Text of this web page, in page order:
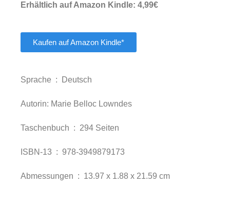
Erhältlich auf Amazon Kindle: 4,99€
Kaufen auf Amazon Kindle*
Sprache ‏ : ‎ Deutsch
Autorin: Marie Belloc Lowndes
Taschenbuch ‏ : ‎ 294 Seiten
ISBN-13 ‏ : ‎ 978-3949879173
Abmessungen ‏ : ‎ 13.97 x 1.88 x 21.59 cm